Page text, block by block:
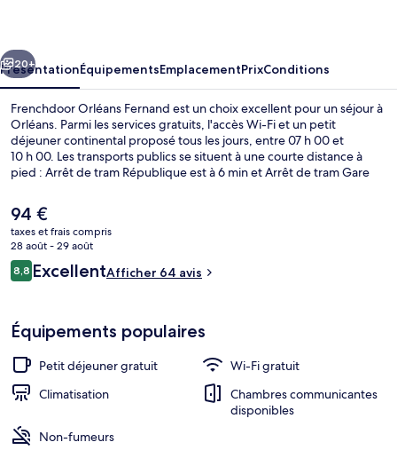
Suivant
20+
PrésentationÉquipementsEmplacementPrixConditions
Frenchdoor Orléans Fernand est un choix excellent pour un séjour à
Orléans. Parmi les services gratuits, l'accès Wi-Fi et un petit
déjeuner continental proposé tous les jours, entre 07 h 00 et
10 h 00. Les transports publics se situent à une courte distance à
pied : Arrêt de tram République est à 6 min et Arrêt de tram Gare
Le
prix
actuel
est
de
94 €
taxes et frais compris
28 août - 29 août
Avis
voyageurs
8,88,8 sur 10
ExcellentAfficher 64 avis
Équipements populaires
Petit déjeuner gratuit
Wi-Fi gratuit
Climatisation
Chambres communicantes
disponibles
Non-fumeurs